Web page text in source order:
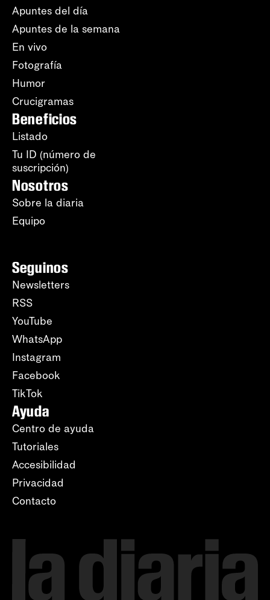
Apuntes del día
Apuntes de la semana
En vivo
Fotografía
Humor
Crucigramas
Beneficios
Listado
Tu ID (número de
suscripción)
Nosotros
Sobre la diaria
Equipo
Seguinos
Newsletters
RSS
YouTube
WhatsApp
Instagram
Facebook
TikTok
Ayuda
Centro de ayuda
Tutoriales
Accesibilidad
Privacidad
Contacto